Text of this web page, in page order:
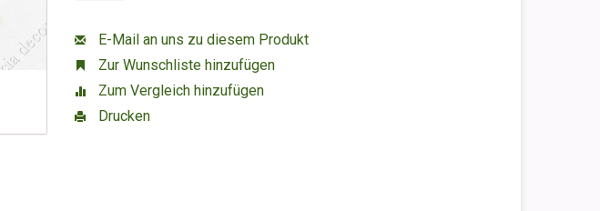
E-Mail an uns zu diesem Produkt
Zur Wunschliste hinzufügen
Zum Vergleich hinzufügen
Drucken